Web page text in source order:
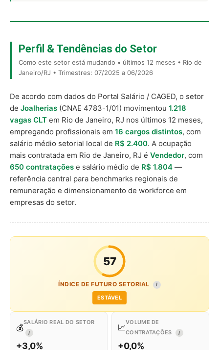
Perfil & Tendências do Setor
Como este setor está mudando • últimos 12 meses • Rio de
Janeiro/RJ • Trimestres: 07/2025 a 06/2026
De acordo com dados do Portal Salário / CAGED, o setor
de Joalherias (CNAE 4783-1/01) movimentou 1.218
vagas CLT em Rio de Janeiro, RJ nos últimos 12 meses,
empregando profissionais em 16 cargos distintos, com
salário médio setorial local de R$ 2.400. A ocupação
mais contratada em Rio de Janeiro, RJ é Vendedor, com
650 contratações e salário médio de R$ 1.804 —
referência central para benchmarks regionais de
remuneração e dimensionamento de workforce em
empresas do setor.
57
ÍNDICE DE FUTURO SETORIAL I
ESTÁVEL
💰
SALÁRIO REAL DO SETOR
I
+3,0%
📈
VOLUME DE
CONTRATAÇÕES
I
+0,0%